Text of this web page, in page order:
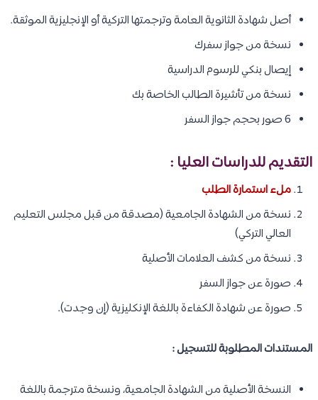
أصل شهادة الثانوية العامة وترجمتها التركية أو الإنجليزية الموثقة.
نسخة من جواز سفرك
إيصال بنكي للرسوم الدراسية
نسخة من تأشيرة الطالب الخاصة بك
6 صور بحجم جواز السفر
التقديم للدراسات العليا :
ملء استمارة الطلب
نسخة من الشهادة الجامعية (مصدقة من قبل مجلس التعليم
العالي التركي)
نسخة من كشف العلامات الأصلية
صورة عن جواز السفر
صورة عن شهادة الكفاءة باللغة الإنكليزية (إن وجدت).
المستندات المطلوبة للتسجيل :
النسخة الأصلية من الشهادة الجامعية، ونسخة مترجمة باللغة